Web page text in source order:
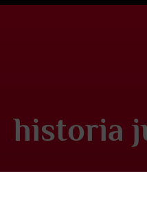
historia